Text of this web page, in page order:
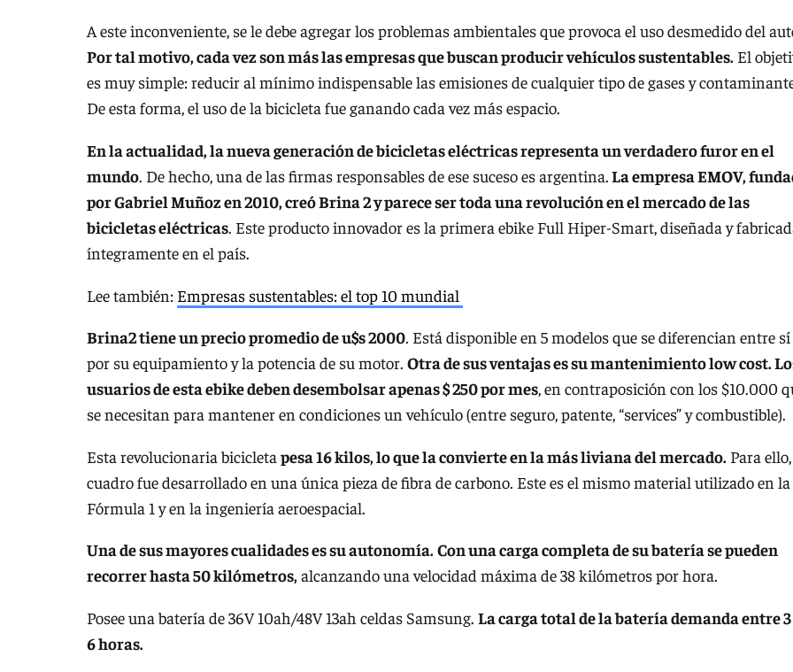
A este inconveniente, se le debe agregar los problemas ambientales que provoca el uso desmedido del
Por tal motivo, cada vez son más las empresas que buscan producir vehículos sustentables. El
es muy simple: reducir al mínimo indispensable las emisiones de cualquier tipo de gases y
De esta forma, el uso de la bicicleta fue ganando cada vez más espacio.
En la actualidad, la nueva generación de bicicletas eléctricas representa un verdadero furor en el
mundo. De hecho, una de las firmas responsables de ese suceso es argentina.La empresa EMOV,
por Gabriel Muñoz en 2010, creó Brina 2 y parece ser toda una revolución en el mercado de las
bicicletas eléctricas. Este producto innovador es la primera ebike Full Hiper-Smart, diseñada y
íntegramente en el país.
Lee también: Empresas sustentables: el top 10 mundial
Brina2 tiene un precio promedio de u$s 2000. Está disponible en 5 modelos que se diferencian entre sí
por su equipamiento y la potencia de su motor. Otra de sus ventajas es su mantenimiento low cost.
usuarios de esta ebike deben desembolsar apenas $ 250 por mes, en contraposición con los $10.000
se necesitan para mantener en condiciones un vehículo (entre seguro, patente, “services” y combustible).
Esta revolucionaria bicicleta pesa 16 kilos, lo que la convierte en la más liviana del mercado. Para
cuadro fue desarrollado en una única pieza de fibra de carbono. Este es el mismo material utilizado en la
Fórmula 1 y en la ingeniería aeroespacial.
Una de sus mayores cualidades es su autonomía.Con una carga completa de su batería se pueden
recorrer hasta 50 kilómetros,alcanzando una velocidad máxima de 38 kilómetros por hora.
Posee una batería de 36V 10ah/48V 13ah celdas Samsung. La carga total de la batería demanda entre
6 horas.